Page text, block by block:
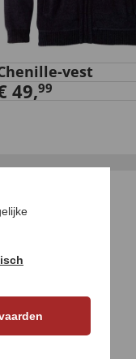
vest
49,99